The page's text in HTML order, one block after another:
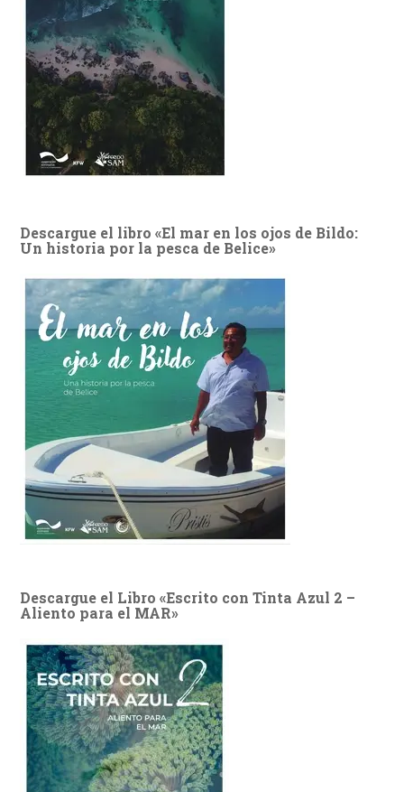
Descargue el libro «El mar en los ojos de Bildo:
Un historia por la pesca de Belice»
Descargue el Libro «Escrito con Tinta Azul 2 –
Aliento para el MAR»